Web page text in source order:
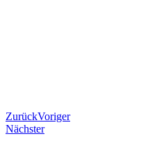
ZurückVoriger
Nächster